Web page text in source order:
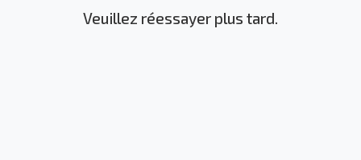
Veuillez réessayer plus tard.